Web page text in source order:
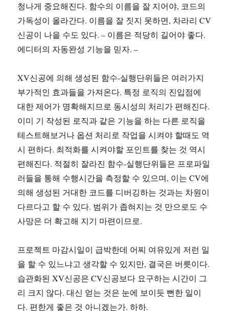
청나게 중요해진다. 함수의 이름을 잘 지어야, 코드의
가독성이 올라간다. 이름을 잘 짓지 못하면, 차라리 CV
신공이 나을 수도 있다. – 이름은 적당히 길어야 좋다.
에디터의 자동완성 기능을 믿자. –
XV신공에 의해 생성된 함수-실행단위들은 여러가지
부가적인 효과들을 가져온다. 특정 로직의 진입점에
대한 제어가 명확해지므로 동시성의 처리가 편해진다.
이미 기 작성된 로직과 같은 기능을 하는 다른 로직을
테스트해보거나 옵션 처리로 작업을 시켜야 할때도 역
시 편하다. 최적화를 시켜야할 포인트를 찾는 것 역시
편해진다. 적절히 잘라진 함수-실행단위들은 프로파일
러들을 통해 수행시간을 측정할 수 있으며, 이는 CV에
의해 생성된 거대한 코드를 디버깅하는 것과는 차원이
다르다고 할 수 있다. 범위가 좁혀지는 것 만으로도 수
사망은 더 확고해 지기 마련이므로.
프로젝트 마감시일이 급박한데 어찌 여유있게 저런 일
을 할 수 있느냐고 생각할 수 있지만, 결국은 버릇이다.
습관화된 XV신공은 CV신공보다 요구하는 시간이 그
리 크지 않다. 대신 얻는 것은 눈에 보이듯 뻔한 일이
다. 편한게 좋은 것 아니겠는가. 하하.